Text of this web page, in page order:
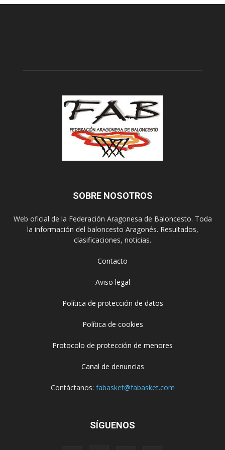
SOBRE NOSOTROS
Web oficial de la Federación Aragonesa de Baloncesto. Toda
la información del baloncesto Aragonés. Resultados,
clasificaciones, noticias.
Contacto
Aviso legal
Política de protección de datos
Política de cookies
Protocolo de protección de menores
Canal de denuncias
Contáctanos: fabasket@fabasket.com
SÍGUENOS